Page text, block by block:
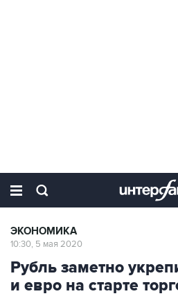
ЭКОНОМИКА
10:30, 5 мая 2020
Рубль заметно
и евро на старте